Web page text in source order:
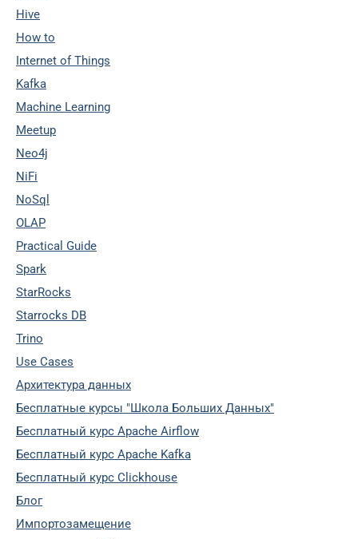
Hive
How to
Internet of Things
Kafka
Machine Learning
Meetup
Neo4j
NiFi
NoSql
OLAP
Practical Guide
Spark
StarRocks
Starrocks DB
Trino
Use Cases
Архитектура данных
Бесплатные курсы "Школа Больших Данных"
Бесплатный курс Apache Airflow
Бесплатный курс Apache Kafka
Бесплатный курс Clickhouse
Блог
Импортозамещение